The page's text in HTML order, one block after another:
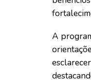
A